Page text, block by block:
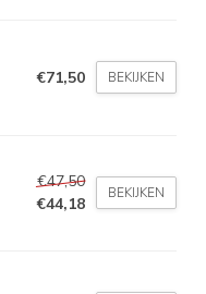
€71,50 BEKIJKEN
€47,50
€44,18
BEKIJKEN